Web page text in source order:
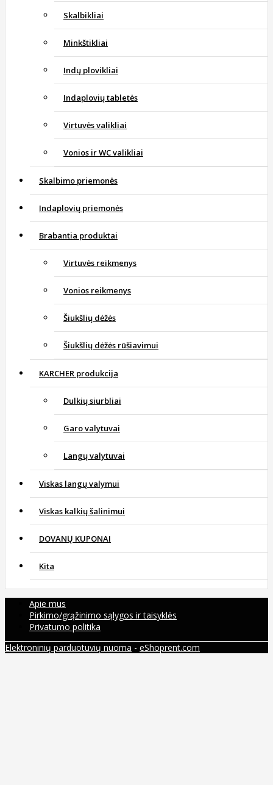
Skalbikliai
Minkštikliai
Indų plovikliai
Indaplovių tabletės
Virtuvės valikliai
Vonios ir WC valikliai
Skalbimo priemonės
Indaplovių priemonės
Brabantia produktai
Virtuvės reikmenys
Vonios reikmenys
Šiukšlių dėžės
Šiukšlių dėžės rūšiavimui
KARCHER produkcija
Dulkių siurbliai
Garo valytuvai
Langų valytuvai
Viskas langų valymui
Viskas kalkių šalinimui
DOVANŲ KUPONAI
Kita
Apie mus
Pirkimo/grąžinimo sąlygos ir taisyklės
Privatumo politika
Elektroninių parduotuvių nuoma - eShoprent.com